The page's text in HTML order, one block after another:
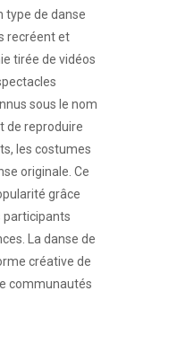
type de danse
recréent et
tirée de vidéos
sous le nom
de reproduire
les costumes
originale. Ce
grâce
participants
La danse de
créative de
communautés